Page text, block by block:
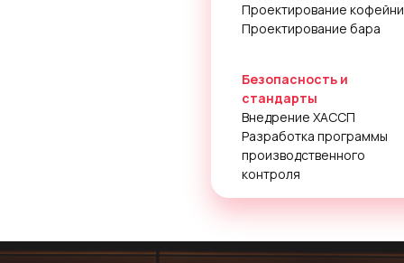
Проектирование кофейни
Проектирование бара
Безопасность и
стандарты
Внедрение ХАССП
Разработка программы
производственного
контроля